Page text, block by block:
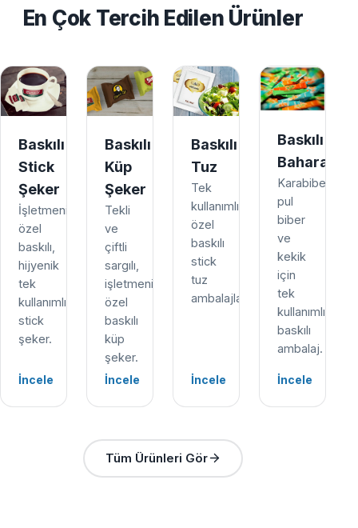
En Çok Tercih Edilen Ürünler
Baskılı
Stick
Şeker
İşletmenize
özel
baskılı,
hijyenik
tek
kullanımlık
stick
şeker.
İncele
Baskılı
Küp
Şeker
Tekli
ve
çiftli
sargılı,
işletmenize
özel
baskılı
küp
şeker.
İncele
Baskılı
Tuz
Tek
kullanımlık,
özel
baskılı
stick
tuz
ambalajları.
İncele
Baskılı
Baharat
Karabiber,
pul
biber
ve
kekik
için
tek
kullanımlık
baskılı
ambalaj.
İncele
Tüm Ürünleri Gör